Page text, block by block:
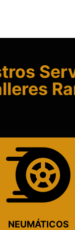
NEUMÁTICOS